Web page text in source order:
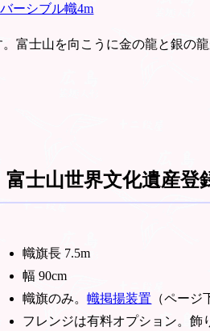
ーシブル幟4m
富士山を向こうに金の龍と銀の
富士山世界文化遺産登
幟旗長 7.5m
幅 90cm
幟旗のみ。幟掲揚装置 （ページ
フレンジは有料オプション。飾